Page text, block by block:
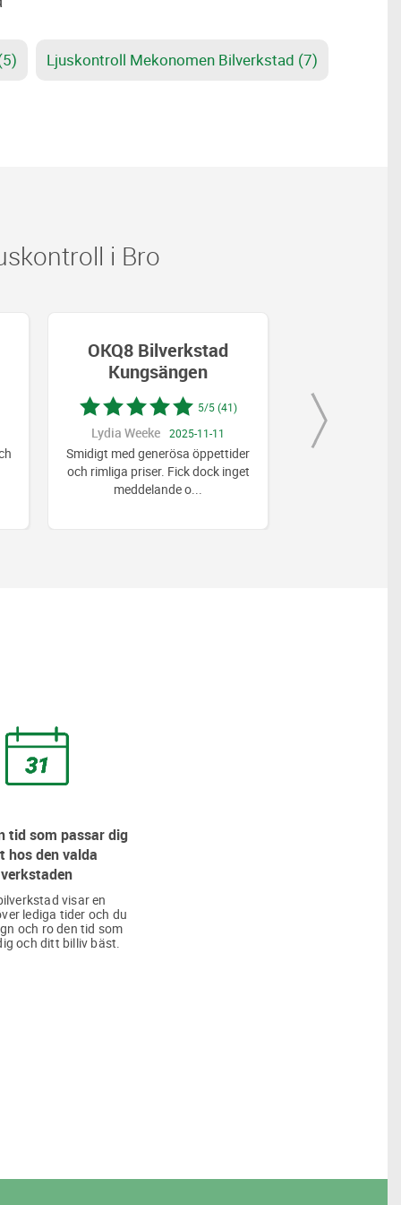
Ljuskontroll Mekonomen Bilverkstad (7)
i Bro
OKQ8 Bilverkstad
Kungsängen
5/5 (41)
Lydia Weeke 2025-11-11
Smidigt med generösa öppettider
och rimliga priser. Fick dock inget
meddelande o...
helena
tid som passar dig
hos den valda
verkstaden
visar en
lediga tider och du
och ro den tid som
och ditt billiv bäst.